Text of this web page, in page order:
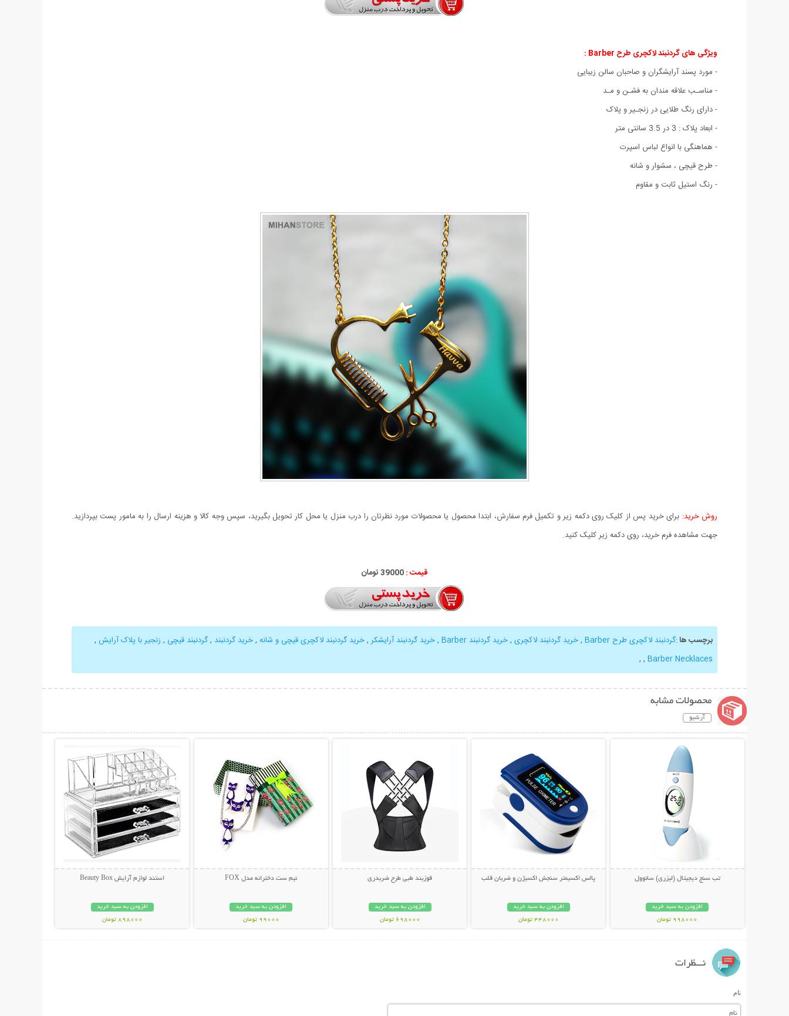
ویژگی های گردنبند لاکچری طرح Barber :
- مورد پسند آرایشگران و صاحبان سالن زیبایی
- مناسـب علاقه مندان به فشـن و مـد
- دارای رنگ طلایی در زنجـیر و پلاک
- ابعاد پلاک : 3 در 3.5 سانتی متر
- هماهنگی با انواع لباس اسپرت
- طرح قیچی ، سشوار و شانه
- رنگ استیل ثابت و مقاوم
روش خرید: برای خرید پس از کلیک روی دکمه زیر و تکمیل فرم سفارش، ابتدا محصول یا محصولات مورد نظرتان را درب منزل یا محل کار تحویل بگیرید، سپس وجه کالا و هزینه ارسال را به مامور پست بپردازید.
جهت مشاهده فرم خرید، روی دکمه زیر کلیک کنید.
قیمت : 39000 تومان
برچسب ها:گردنبند لاکچری طرح Barber ,خرید گردنبند لاکچری ,خرید گردنبند Barber ,خرید گردنبند آرایشکر ,خرید گردنبند لاکچری قیچی و شانه ,خرید گردنبند ,گردنبند قیچی , زنجیر با پلاک آرایش ,
Barber Necklaces
,
,
محصولات مشابه
آرشیو
تب سنج دیجیتال (لیزری) سانوول
افزودن به سبد خرید
998000 تومان
پالس اکسیمتر سنجش اکسیژن و ضربان قلب
افزودن به سبد خرید
448000 تومان
قوزبند طبی طرح ضربدری
افزودن به سبد خرید
698000 تومان
نیم ست دخترانه مدل FOX
افزودن به سبد خرید
99000 تومان
استند لوازم آرایش Beauty Box
افزودن به سبد خرید
898000 تومان
نـــظرات
نام